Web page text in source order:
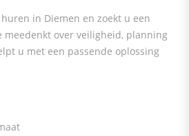
in Diemen en zoekt u een
over veiligheid, planning
u met een passende oplossing